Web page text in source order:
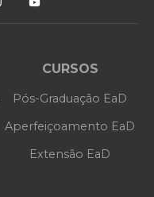
CURSOS
Pós-Graduação EaD
Aperfeiçoamento EaD
Extensão EaD